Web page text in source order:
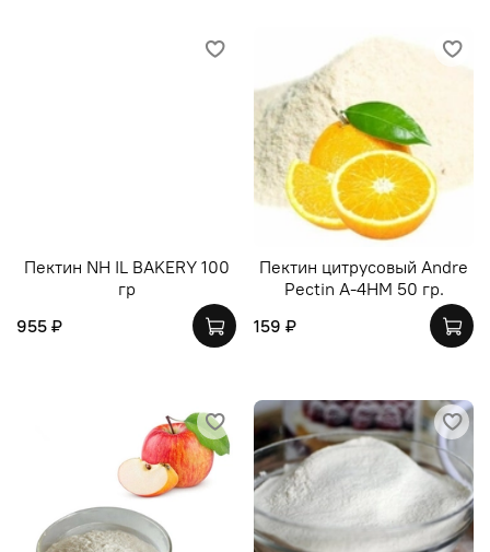
Пектин NH IL BAKERY 100
гр
955 ₽
Пектин цитрусовый Andre
Pectin А-4НМ 50 гр.
159 ₽